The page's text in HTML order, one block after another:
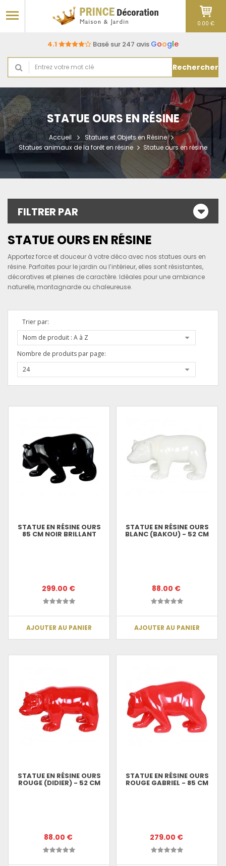
4.1 Basé sur 247 avis Google
Rechercher
0.00 €
STATUE OURS EN RÉSINE
Accueil
Statues et Objets en Résine
Statues animaux de la forêt en résine
Statue ours en résine
FILTRER PAR
STATUE OURS EN RÉSINE
Apportez force et douceur à votre déco avec nos statues ours en
résine. Parfaites pour le jardin ou l’intérieur, elles sont résistantes,
décoratives et pleines de caractère. Idéales pour une ambiance
naturelle, montagnarde ou chaleureuse.
Trier par:
Nom de produit : A à Z
Nombre de produits par page:
24
STATUE EN RÉSINE OURS
85 CM NOIR BRILLANT
299.00 €
AJOUTER AU PANIER
STATUE EN RÉSINE OURS
BLANC (BAKOU) - 52 CM
88.00 €
AJOUTER AU PANIER
STATUE EN RÉSINE OURS
ROUGE (DIDIER) - 52 CM
88.00 €
STATUE EN RÉSINE OURS
ROUGE GABRIEL - 85 CM
279.00 €